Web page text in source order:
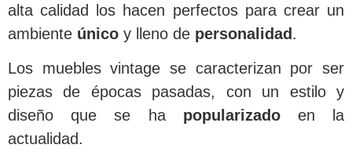
alta calidad los hacen perfectos para crear un
ambiente único y lleno de personalidad .
Los muebles vintage se caracterizan por ser
piezas de épocas pasadas, con un estilo y
diseño que se ha popularizadoen la
actualidad.